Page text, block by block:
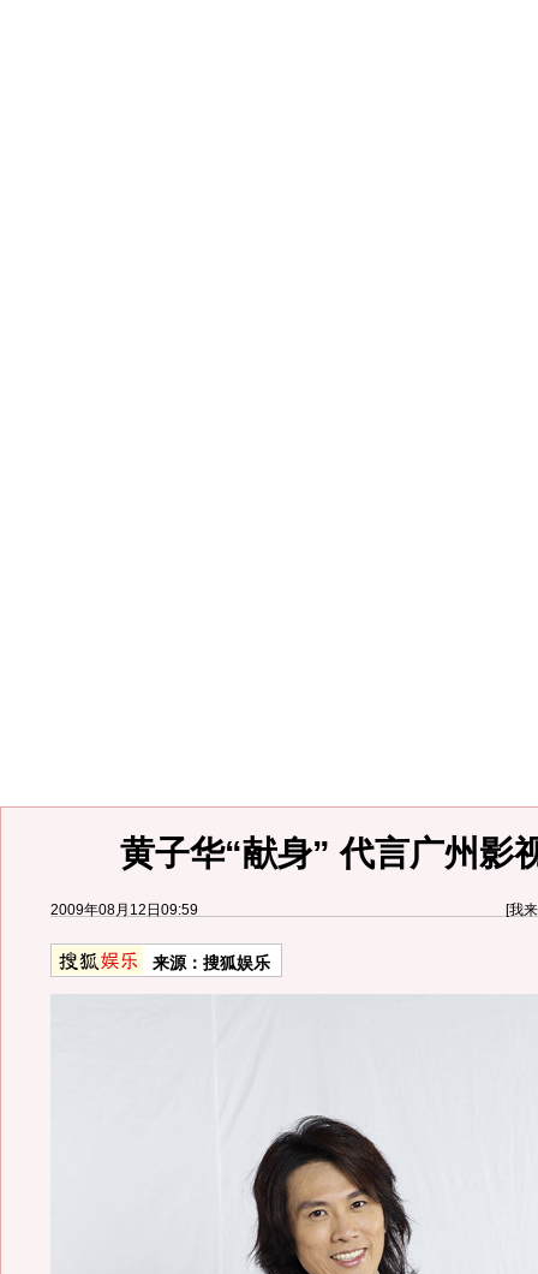
黄子华“献身” 代言广州影
2009年08月12日09:59 [我
来源： 搜狐娱乐